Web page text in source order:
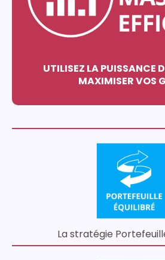
UTILISEZ LA PUISSANCE
MAXIMISER VOS
La stratégie